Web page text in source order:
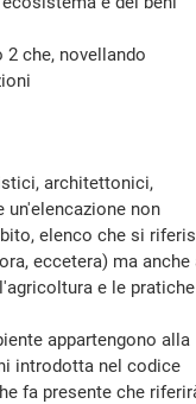
che, novellando
architettonici,
non
elenco che si
eccetera) ma anche
e le pratiche
appartengono alla
introdotta nel codice
fa presente che